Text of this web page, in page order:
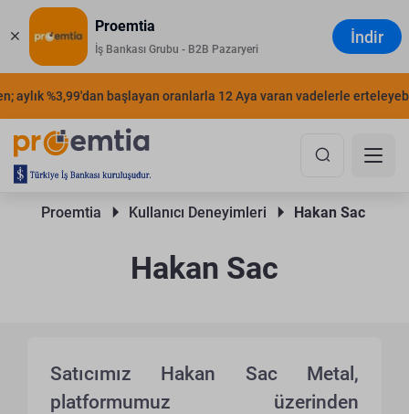
Proemtia
İş Bankası Grubu - B2B Pazaryeri
İndir
aylık %3,99'dan başlayan oranlarla 12 Aya varan vadelerle
Proemtia Kullanıcı Deneyimleri Hakan Sac
Hakan Sac
Satıcımız Hakan Sac Metal,
platformumuz üzerinden